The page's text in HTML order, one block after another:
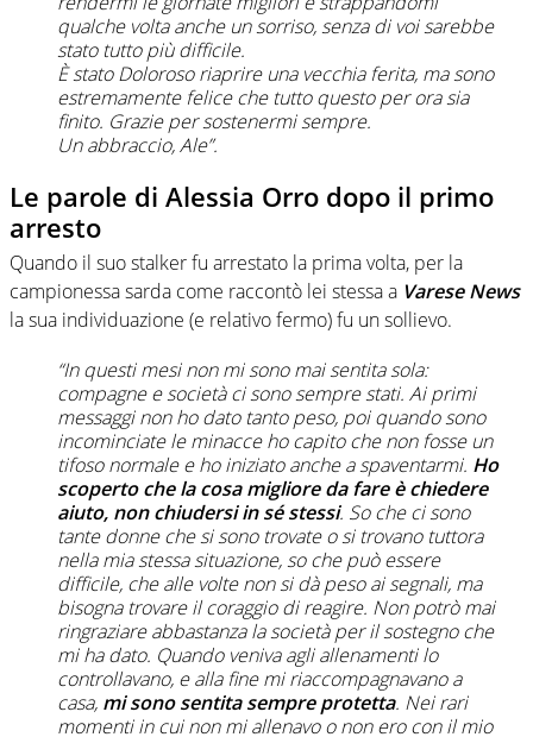
qualche volta anche un sorriso, senza di voi sarebbe
stato tutto più difficile.
È stato Doloroso riaprire una vecchia ferita, ma sono
estremamente felice che tutto questo per ora sia
finito. Grazie per sostenermi sempre.
Un abbraccio, Ale”.
Le parole di Alessia Orro dopo il primo
arresto
Quando il suo stalker fu arrestato la prima volta, per la
campionessa sarda come raccontò lei stessa a Varese News
la sua individuazione (e relativo fermo) fu un sollievo.
“In questi mesi non mi sono mai sentita sola:
compagne e società ci sono sempre stati. Ai primi
messaggi non ho dato tanto peso, poi quando sono
incominciate le minacce ho capito che non fosse un
tifoso normale e ho iniziato anche a spaventarmi. Ho
scoperto che la cosa migliore da fare è chiedere
aiuto, non chiudersi in sé stessi. So che ci sono
tante donne che si sono trovate o si trovano tuttora
nella mia stessa situazione, so che può essere
difficile, che alle volte non si dà peso ai segnali, ma
bisogna trovare il coraggio di reagire. Non potrò mai
ringraziare abbastanza la società per il sostegno che
mi ha dato. Quando veniva agli allenamenti lo
controllavano, e alla fine mi riaccompagnavano a
casa, mi sono sentita sempre protetta. Nei rari
momenti in cui non mi allenavo o non ero con il mio